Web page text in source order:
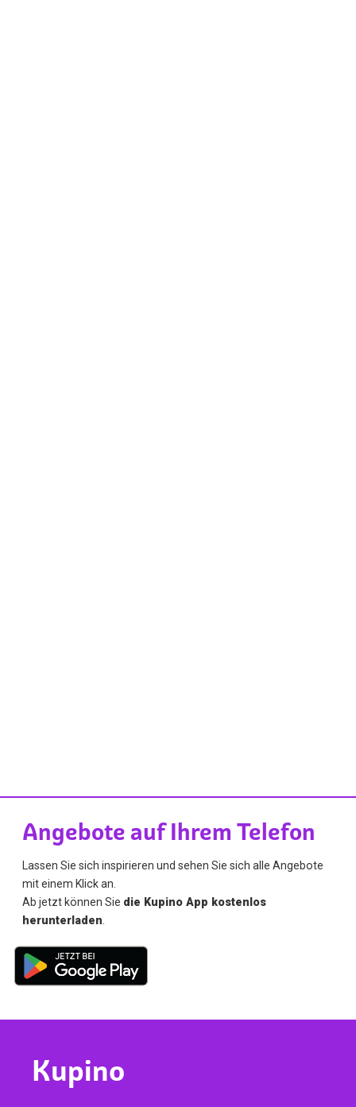
Angebote auf Ihrem Telefon
Lassen Sie sich inspirieren und sehen Sie sich alle Angebote
mit einem Klick an.
Ab jetzt können Sie die Kupino App kostenlos
herunterladen
Kupino